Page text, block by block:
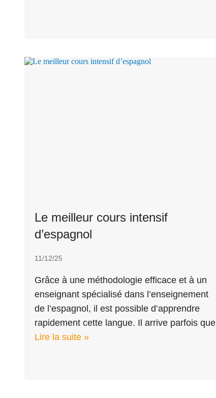
Le meilleur cours intensif
d’espagnol
11/12/25
Grâce à une méthodologie efficace et à un
enseignant spécialisé dans l’enseignement
de l’espagnol, il est possible d’apprendre
rapidement cette langue. Il arrive parfois que
Lire la suite »